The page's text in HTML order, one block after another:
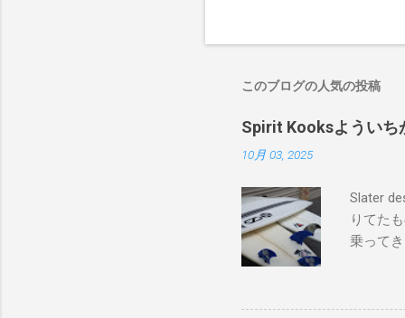
このブログの人気の投稿
Spirit Kooksよういち
10月 03, 2025
Slater
りてた
乗って
フボー
上から